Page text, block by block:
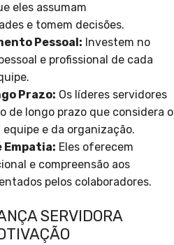
eles assumam
e tomem decisões.
Pessoal: Investem no
e profissional de cada
Prazo: Os líderes servidores
de longo prazo que considera o
e da organização.
Empatia: Eles oferecem
e compreensão aos
pelos colaboradores.
SERVIDORA